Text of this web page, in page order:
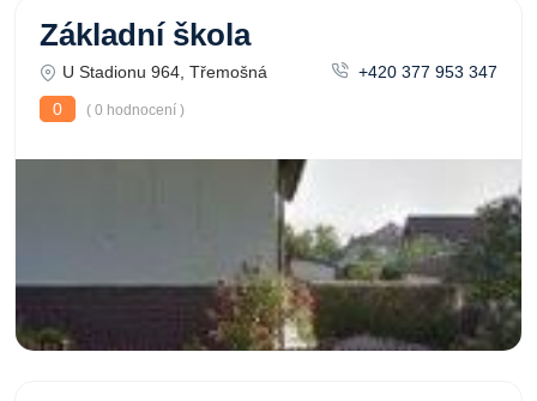
Základní škola
U Stadionu 964, Třemošná
+420 377 953 347
0
( 0 hodnocení )